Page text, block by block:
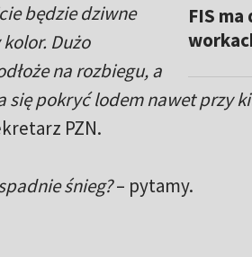
FIS
będzie dziwne
Dużo
na rozbiegu, a
się pokryć lodem nawet przy
PZN.
śnieg?– pytamy.